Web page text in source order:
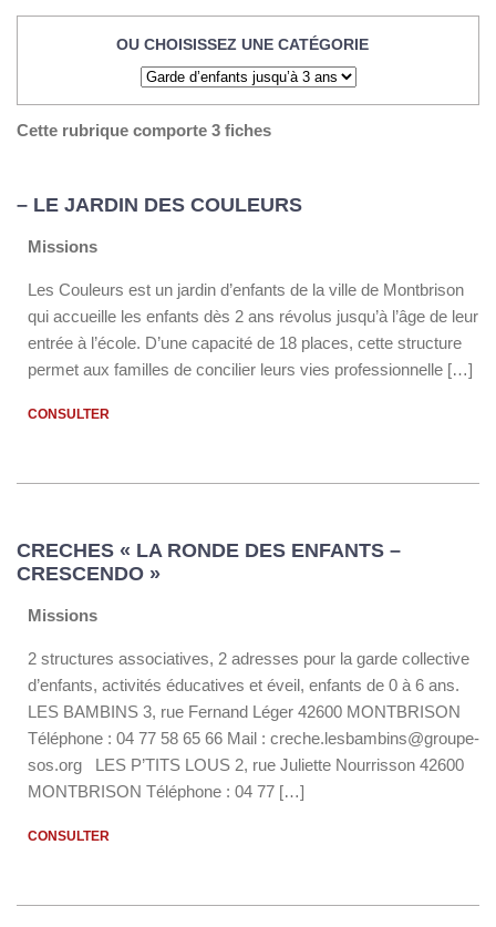
OU CHOISISSEZ UNE CATÉGORIE
Cette rubrique comporte 3 fiches
– LE JARDIN DES COULEURS
Missions
Les Couleurs est un jardin d’enfants de la ville de Montbrison
qui accueille les enfants dès 2 ans révolus jusqu’à l’âge de leur
entrée à l’école. D’une capacité de 18 places, cette structure
permet aux familles de concilier leurs vies professionnelle […]
CONSULTER
CRECHES « LA RONDE DES ENFANTS –
CRESCENDO »
Missions
2 structures associatives, 2 adresses pour la garde collective
d’enfants, activités éducatives et éveil, enfants de 0 à 6 ans.
LES BAMBINS 3, rue Fernand Léger 42600 MONTBRISON
Téléphone : 04 77 58 65 66 Mail : creche.lesbambins@groupe-
sos.org LES P’TITS LOUS 2, rue Juliette Nourrisson 42600
MONTBRISON Téléphone : 04 77 […]
CONSULTER